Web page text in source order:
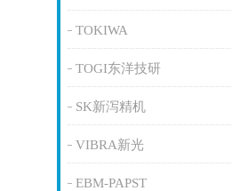
TOKIWA
TOGI东洋技研
SK新泻精机
VIBRA新光
EBM-PAPST